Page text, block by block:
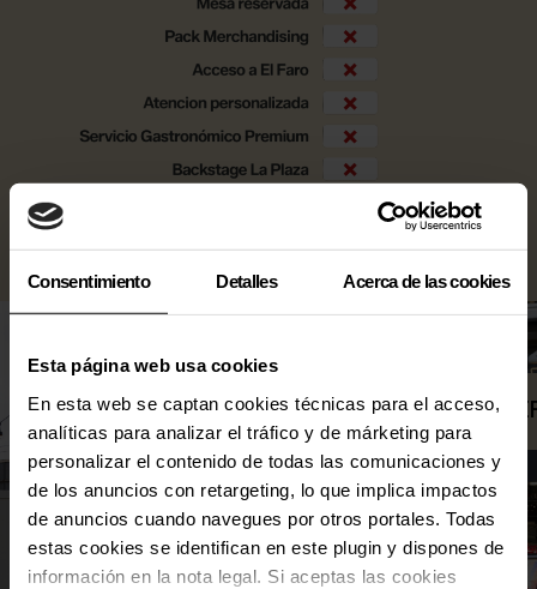
Consentimiento Detalles Acerca de las cookies
Esta página web usa cookies
En esta web se captan cookies técnicas para el acceso,
analíticas para analizar el tráfico y de márketing para
personalizar el contenido de todas las comunicaciones y
de los anuncios con retargeting, lo que implica impactos
de anuncios cuando navegues por otros portales. Todas
estas cookies se identifican en este plugin y dispones de
información en la nota legal. Si aceptas las cookies
Qué incluye
BAÑOS EXCLUSIVOS ACCESO